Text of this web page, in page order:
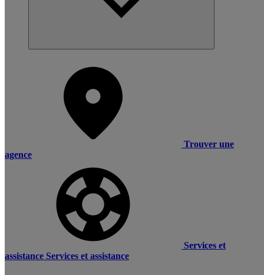
Trouver une
agence
Services et
assistance Services et assistance